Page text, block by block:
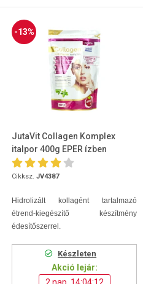
-13%
JutaVit Collagen Komplex
italpor 400g EPER ízben
Cikksz. JV4387
Hidrolizált kollagént tartalmazó
étrend-kiegészítő készítmény
édesítőszerrel.
Készleten
Akció lejár: